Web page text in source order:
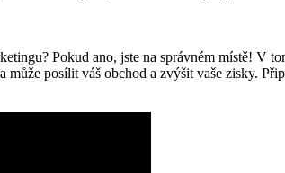
Pokud ano, jste na správném místě! V
posílit váš obchod a zvýšit vaše zisky.